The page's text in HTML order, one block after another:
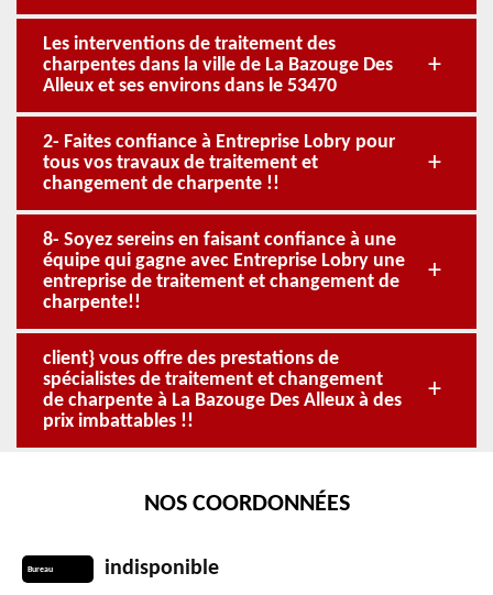
Les interventions de traitement des
charpentes dans la ville de La Bazouge Des
Alleux et ses environs dans le 53470
2- Faites confiance à Entreprise Lobry pour
tous vos travaux de traitement et
changement de charpente !!
8- Soyez sereins en faisant confiance à une
équipe qui gagne avec Entreprise Lobry une
entreprise de traitement et changement de
charpente!!
client} vous offre des prestations de
spécialistes de traitement et changement
de charpente à La Bazouge Des Alleux à des
prix imbattables !!
NOS COORDONNÉES
Bureau indisponible